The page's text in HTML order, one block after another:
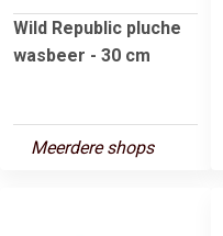
Wild Republic pluche
wasbeer - 30 cm
Meerdere shops